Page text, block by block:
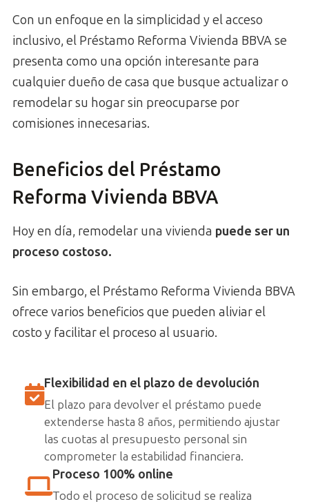
Con un enfoque en la simplicidad y el acceso
inclusivo, el Préstamo Reforma Vivienda BBVA se
presenta como una opción interesante para
cualquier dueño de casa que busque actualizar o
remodelar su hogar sin preocuparse por
comisiones innecesarias.
Beneficios del Préstamo
Reforma Vivienda BBVA
Hoy en día, remodelar una vivienda puede ser un
proceso costoso.
Sin embargo, el Préstamo Reforma Vivienda BBVA
ofrece varios beneficios que pueden aliviar el
costo y facilitar el proceso al usuario.
Flexibilidad en el plazo de devolución
El plazo para devolver el préstamo puede
extenderse hasta 8 años, permitiendo ajustar
las cuotas al presupuesto personal sin
comprometer la estabilidad financiera.
Proceso 100% online
Todo el proceso de solicitud se realiza